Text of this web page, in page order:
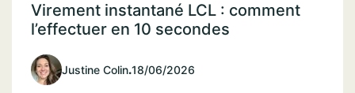
Virement instantané LCL : comment
l’effectuer en 10 secondes
Justine Colin.18/06/2026